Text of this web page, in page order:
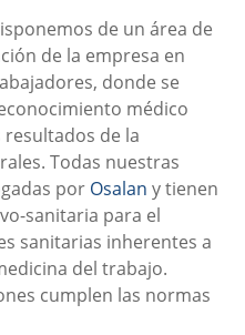
de un área de
de la empresa en
donde se
médico
de la
Todas nuestras
por Osalan y tienen
sanitaria para el
sanitarias inherentes a
del trabajo.
cumplen las normas